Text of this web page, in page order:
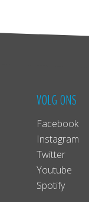
VOLG ONS
Facebook
Instagram
Twitter
Youtube
Spotify